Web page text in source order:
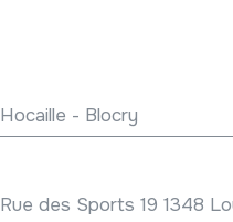
Hocaille - Blocry
Rue des Sports 19 1348